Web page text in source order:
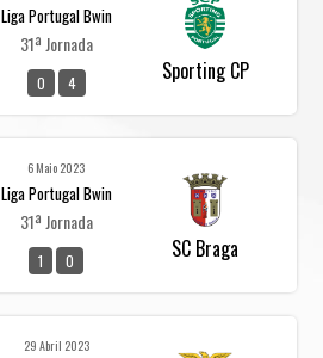
Liga Portugal Bwin
31ª Jornada
0 4 Sporting CP
6 Maio 2023
Liga Portugal Bwin
31ª Jornada
1 0 SC Braga
29 Abril 2023